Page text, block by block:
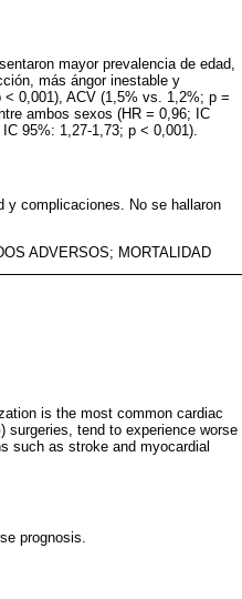
mayor prevalencia de edad,
más ángor inestable y
< 0,001), ACV (1,5% vs. 1,2%; p =
ambos sexos (HR = 0,96; IC
95%: 1,27-1,73; p < 0,001).
y complicaciones. No se hallaron
ADVERSOS; MORTALIDAD
is the most common cardiac
surgeries, tend to experience worse
such as stroke and myocardial
prognosis.